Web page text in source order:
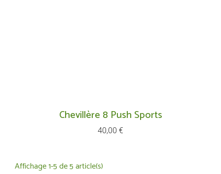
Chevillère 8 Push Sports
Prix
40,00 €
Affichage 1-5 de 5 article(s)